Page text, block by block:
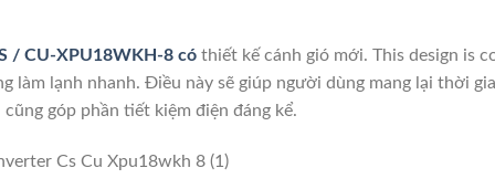
/ CU-XPU18WKH-8 có thiết kế cánh gió mới. This design is
làm lạnh nhanh. Điều này sẽ giúp người dùng mang lại thời
góp phần tiết kiệm điện đáng kể.